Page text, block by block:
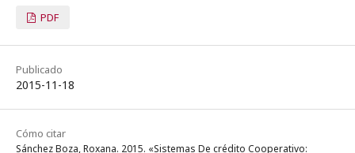
PDF
Publicado
2015-11-18
Cómo citar
Sánchez Boza, Roxana. 2015. «Sistemas De crédito Cooperativo: